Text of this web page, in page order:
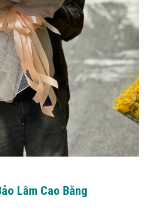
Lâm Cao Bằng